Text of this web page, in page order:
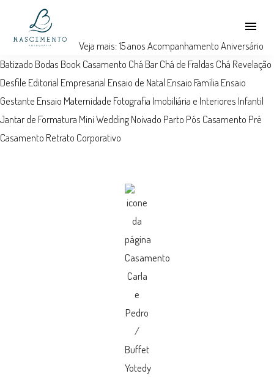
menu
Veja mais:15 anos AcompanhamentoAniversário
Batizado Bodas Book Casamento Chá BarChá de Fraldas Chá Revelação
Desfile Editorial Empresarial Ensaio de Natal Ensaio Família Ensaio
Gestante Ensaio Maternidade Fotografia Imobiliária e Interiores Infantil
Jantar de Formatura Mini WeddingNoivado Parto Pós Casamento Pré
Casamento Retrato Corporativo